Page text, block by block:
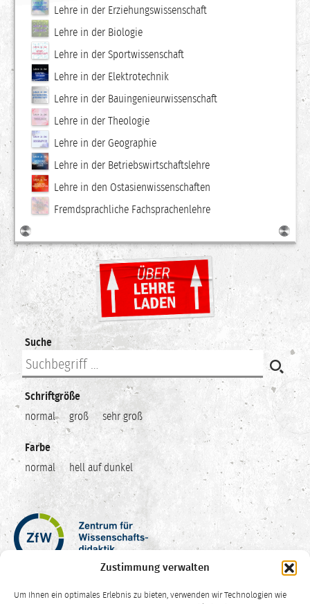
Zustimmung verwalten
Um Ihnen ein optimales Erlebnis zu bieten, verwenden wir Technologien wie
Lehre in der Erziehungswissenschaft
Lehre in der Biologie
Lehre in der Sportwissenschaft
Lehre in der Elektrotechnik
Lehre in der Bauingenieurwissenschaft
Lehre in der Theologie
Lehre in der Geographie
Lehre in der Betriebswirtschaftslehre
Lehre in den Ostasienwissenschaften
Fremdsprachliche Fachsprachenlehre
Suche
Schriftgröße
normal
groß sehr groß
Farbe
normal
hell auf dunkel
Zentrum
für
Wissenschaftsdidaktik